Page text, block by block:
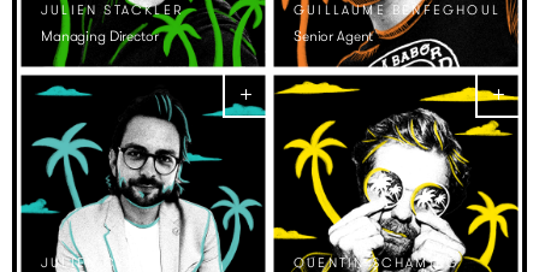
JULIEN STACKLER
Managing Director
GUILLAUME BENFEGHOUL
Senior Agent
JULIEN CORRE QUENTIN SCHAMING